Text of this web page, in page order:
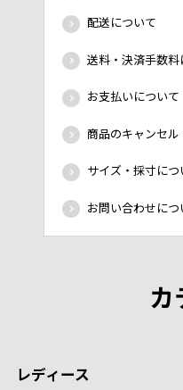
配送について
送料・決済手数料
お支払いについて
商品のキャンセ
サイズ・採寸につ
お問い合わせにつ
カ
レディース